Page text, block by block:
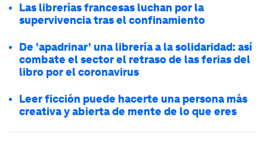
Las librerías francesas luchan por la
supervivencia tras el confinamiento
De 'apadrinar' una librería a la solidaridad: así
combate el sector el retraso de las ferias del
libro por el coronavirus
Leer ficción puede hacerte una persona más
creativa y abierta de mente de lo que eres